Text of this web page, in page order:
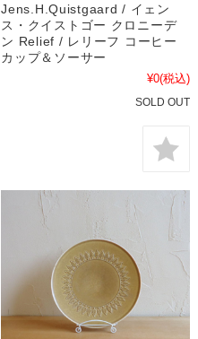
Jens.H.Quistgaard / イェン
ス・クイストゴー クロニーデ
ン Relief / レリーフ コーヒー
カップ＆ソーサー
¥0(税込)
SOLD OUT